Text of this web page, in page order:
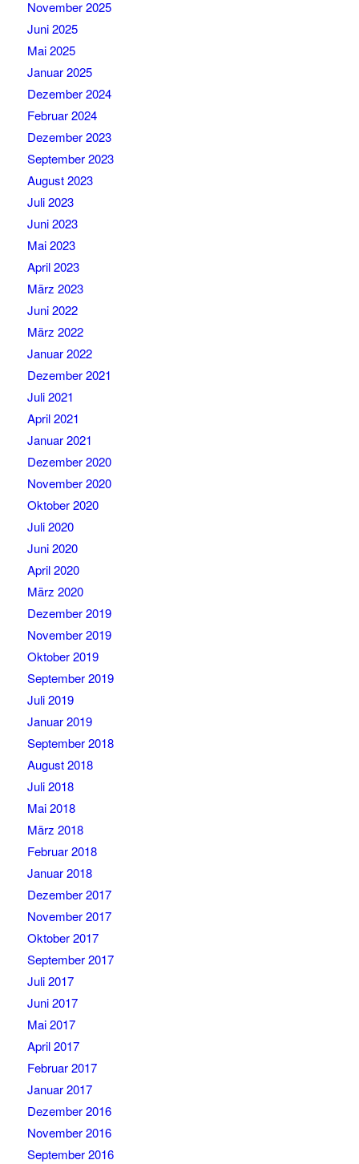
November 2025
Juni 2025
Mai 2025
Januar 2025
Dezember 2024
Februar 2024
Dezember 2023
September 2023
August 2023
Juli 2023
Juni 2023
Mai 2023
April 2023
März 2023
Juni 2022
März 2022
Januar 2022
Dezember 2021
Juli 2021
April 2021
Januar 2021
Dezember 2020
November 2020
Oktober 2020
Juli 2020
Juni 2020
April 2020
März 2020
Dezember 2019
November 2019
Oktober 2019
September 2019
Juli 2019
Januar 2019
September 2018
August 2018
Juli 2018
Mai 2018
März 2018
Februar 2018
Januar 2018
Dezember 2017
November 2017
Oktober 2017
September 2017
Juli 2017
Juni 2017
Mai 2017
April 2017
Februar 2017
Januar 2017
Dezember 2016
November 2016
September 2016